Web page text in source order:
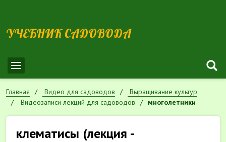
УЧЕБНИК САДОВОДА
Главная Видео для садоводов
Выращивание культур
Видеозаписи лекций для садоводов
многолетники
клематисы (лекция -